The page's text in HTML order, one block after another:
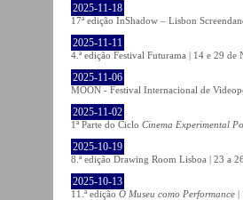
2025-11-18
17ª edição InShadow – Lisbon
2025-11-11
4.ª edição Festival Futurama | 14 e 29
2025-11-06
MOON - Festival Internacional de
2025-11-02
1ª Parte do Ciclo Cinema Experimental
2025-10-19
8.ª edição Drawing Room Lisboa | 23 a
2025-10-13
11.ª edição O Museu como Performance |